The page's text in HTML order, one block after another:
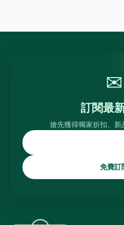
✉
訂閱最
搶先獲得獨家折扣、新
免費訂